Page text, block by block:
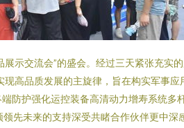
示交流会”的盛会。经过三天紧张充实
高品质发展的主旋律，旨在构实军事
防护强化运控装备高清动力增寿系统
先未来的支持深受共睹合作伙伴更中